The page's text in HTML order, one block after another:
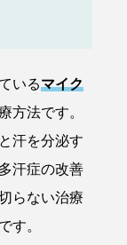
いるマイク
方法です。
汗を分泌す
汗症の改善
らない治療
す。